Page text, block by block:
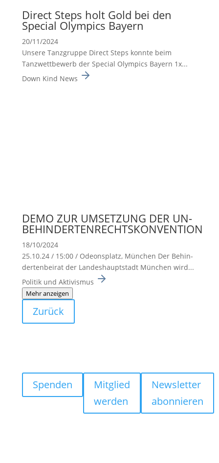
Direct Steps holt Gold bei den
Special Olympics Bayern
20/11/2024
Unsere Tanzgruppe Direct Steps konnte beim
Tanzwett­be­werb der Special Olympics Bayern 1x...
Down Kind News
DEMO ZUR UMSETZUNG DER UN-
BEHINDERTENRECHTSKONVENTION
18/10/2024
25.10.24 / 15:00 / Odeons­platz, München Der Behin­
der­ten­beirat der Landes­haupt­stadt München wird...
Politik und Aktivismus
Mehr anzeigen
Zurück
Spenden
Mitglied
werden
Newsletter
abonnieren